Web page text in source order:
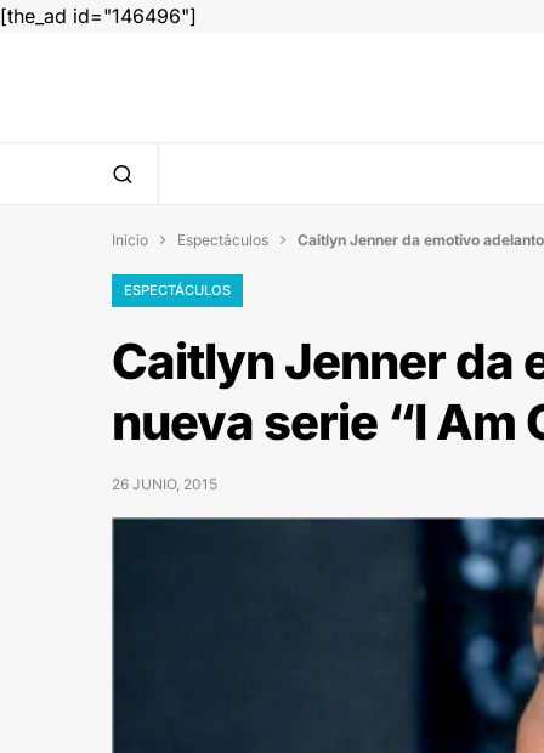
[the_ad id="146496"]
Inicio  Espectáculos  Caitlyn Jenner da emotivo
ESPECTÁCULOS
Caitlyn Jenner da
nueva serie “I Am
26 JUNIO, 2015